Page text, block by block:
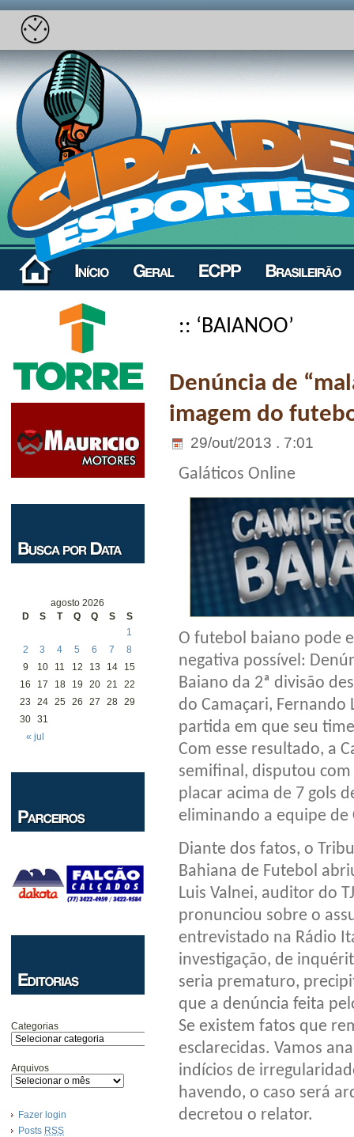
agosto 2026
D
S T Q Q S S
« jul
1
2
3 4 5 6 7
8
9
10 11 12 13 14
15
16
17 18 19 20 21
22
23
24 25 26 27 28 29
30 31
Categorias
Arquivos
Fazer login
Posts RSS
:: ‘BAIANOO’
Denúncia de
imagem do
29/out/2013 . 7:01
Galáticos Online
O futebol baiano pode
negativa possível:
Baiano da 2ª divisão
do Camaçari,
partida em que seu
Com esse resultado, a
semifinal, disputou
placar acima de 7 gols
eliminando a equipe de
Diante dos fatos, o
Bahiana de Futebol
Luis Valnei, auditor do
pronunciou sobre o
entrevistado na Rádio
investigação, de
seria prematuro,
que a denúncia feita
Se existem fatos que
esclarecidas. Vamos
indícios de
havendo, o caso será
decretou o relator.